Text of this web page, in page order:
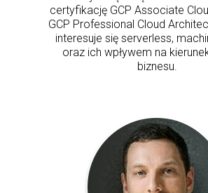
certyfikację GCP Associate
GCP Professional Cloud
interesuje się serverless,
oraz ich wpływem na
biznesu.